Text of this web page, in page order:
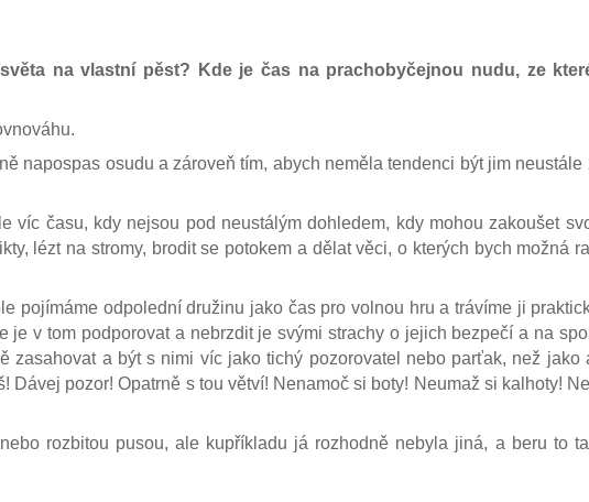
na vlastní pěst? Kde je čas na prachobyčejnou nudu, ze
napospas osudu a zároveň tím, abych neměla tendenci být jim neustále
víc času, kdy nejsou pod neustálým dohledem, kdy mohou zakoušet
lézt na stromy, brodit se potokem a dělat věci, o kterých bych možná
pojímáme odpolední družinu jako čas pro volnou hru a trávíme ji
je v tom podporovat a nebrzdit je svými strachy o jejich bezpečí a na
zasahovat a být s nimi víc jako tichý pozorovatel nebo parťak, než jako
Dávej pozor! Opatrně s tou větví! Nenamoč si boty! Neumaž si kalhoty!
rozbitou pusou, ale kupříkladu já rozhodně nebyla jiná, a beru to